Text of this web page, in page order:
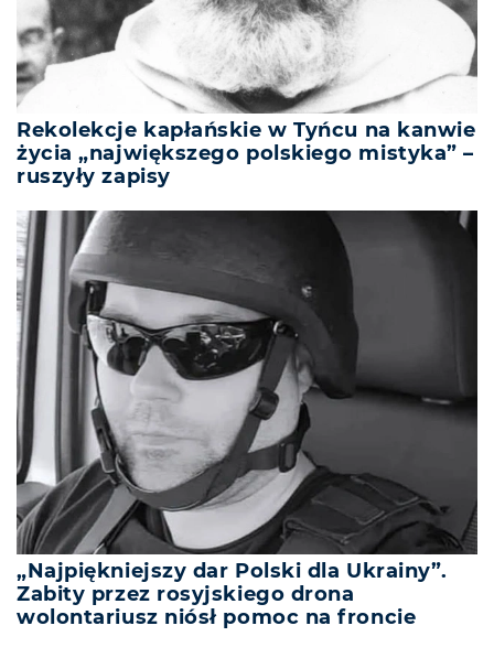
Rekolekcje kapłańskie w Tyńcu na kanwie
życia „największego polskiego mistyka” –
ruszyły zapisy
„Najpiękniejszy dar Polski dla Ukrainy”.
Zabity przez rosyjskiego drona
wolontariusz niósł pomoc na froncie